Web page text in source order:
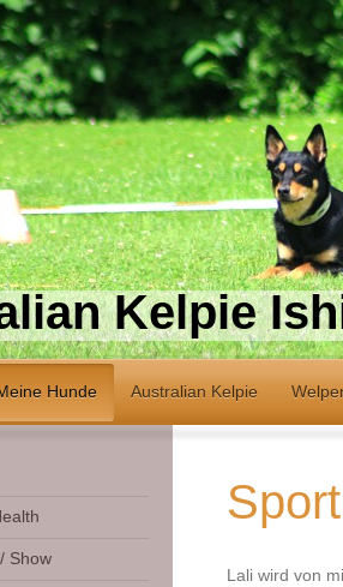
Kelpie
Hunde Australian Kelpie
Lali wird von
Show